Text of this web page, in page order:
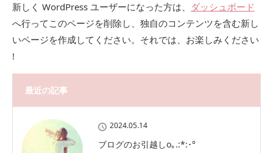
新しく WordPress ユーザーになった方は、 ダッシュボード
へ行ってこのページを削除し、独自のコンテンツを含む新し
いページを作成してください。それでは、お楽しみください
!
最近の記事
2024.05.14
ブログのお引越しo｡.:*:･°